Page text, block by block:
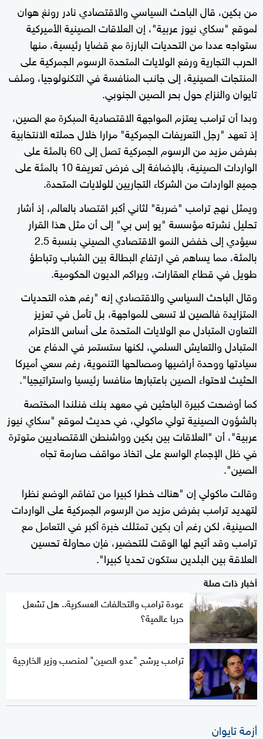
من بكين، قال الباحث السياسي والاقتصادي نادر رونغ هوان
لموقع "سكاي نيوز عربية"، إن العلاقات الصينية الأميركية
ستواجه عددا من التحديات البارزة مع قضايا رئيسية، منها
الحرب التجارية ورفع الولايات المتحدة الرسوم الجمركية على
المنتجات الصينية، إلى جانب المنافسة في التكنولوجيا، وملف
تايوان والنزاع حول بحر الصين الجنوبي.
وبدا أن ترامب يعتزم المواجهة الاقتصادية المبكرة مع الصين،
إذ تعهد "رجل التعريفات الجمركية" مرارا خلال حملته الانتخابية
بفرض مزيد من الرسوم الجمركية تصل إلى 60 بالمئة على
الواردات الصينية، بالإضافة إلى فرض تعريفة 10 بالمئة على
جميع الواردات من الشركاء التجاريين للولايات المتحدة.
ويمثل نهج ترامب "ضربة" لثاني أكبر اقتصاد بالعالم، إذ أشار
تحليل نشرته مؤسسة "يو إس بي" إلى أن مثل هذا القرار
سيؤدي إلى خفض النمو الاقتصادي الصيني بنسبة 2.5
بالمئة، مما يساهم في ارتفاع البطالة بين الشباب وتباطؤ
طويل في قطاع العقارات، ويراكم الديون الحكومية.
وقال الباحث السياسي والاقتصادي إنه "رغم هذه التحديات
المتزايدة فالصين لا تسعى للمواجهة، بل تأمل في تعزيز
التعاون المتبادل مع الولايات المتحدة على أساس الاحترام
المتبادل والتعايش السلمي، لكنها ستستمر في الدفاع عن
سيادتها ووحدة أراضيها ومصالحها التنموية، رغم سعي أميركا
الحثيث لاحتواء الصين باعتبارها منافسا رئيسيا واستراتيجيا".
كما أوضحت كبيرة الباحثين في معهد بنك فنلندا المختصة
بالشؤون الصينية تولي ماكولي، في حديث لموقع "سكاي نيوز
عربية"، أن "العلاقات بين بكين وواشنطن الاقتصاديين متوترة
في ظل الإجماع الواسع على اتخاذ مواقف صارمة تجاه
الصين".
وقالت ماكولي إن "هناك خطرا كبيرا من تفاقم الوضع نظرا
لتهديد ترامب بفرض مزيد من الرسوم الجمركية على الواردات
الصينية، لكن رغم أن بكين تمتلك خبرة أكبر في التعامل مع
ترامب وقد أتيح لها الوقت للتحضير، فإن محاولة تحسين
العلاقة بين البلدين ستكون تحديا كبيرا".
أخبار ذات صلة
عودة ترامب والتحالفات العسكرية.. هل تشعل
حربا عالمية؟
ترامب يرشح "عدو الصين" لمنصب وزير الخارجية
أزمة تايوان